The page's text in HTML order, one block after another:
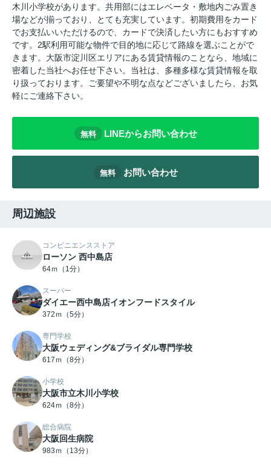
木川小学校があります。共用部にはエレベータ・敷地内ごみ置き
場などが揃っており、とても充実しています。初期費用をカード
でお支払いいただけるので、カードで決済したい方にもおすすめ
です。2駅利用可能な物件で目的地に応じて路線を選ぶことがで
きます。大阪市淀川区エリアにある賃貸情報のことなら、地域に
密着した当社へお任せ下さい。当社は、多種多様な賃貸情報を取
り扱っております。ご要望や不明な点などございましたら、お気
軽にご連絡下さい。
無料 LINEからお問い合わせ
無料 お問い合わせ
周辺施設
コンビニエンスストア
ローソン 西中島店
64ｍ（1分）
スーパー
ダイエー西中島店イオンフードスタイル
372ｍ（5分）
専門学校
大阪ウェディング&ブライダル専門学校
617ｍ（8分）
小学校
大阪市立木川小学校
624ｍ（8分）
総合病院
大阪回生病院
983ｍ（13分）